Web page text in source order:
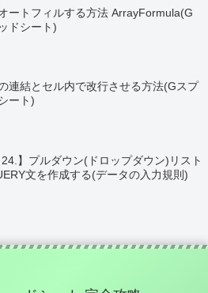
ートフィルする方法 ArrayFormula(G
ドシート)
連結とセル内で改行させる方法(Gスプ
ート)
24.】プルダウン(ドロップダウン)リスト
文を作成する(データの入力規則)